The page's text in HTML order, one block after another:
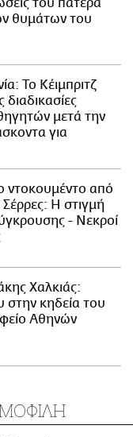
θυμάτων του
Το Κέιμπριτζ
διαδικασίες
μετά την
για
ντοκουμέντο από
Σέρρες: Η στιγμή
- Νεκροί
Χαλκιάς:
κηδεία του
Αθηνών